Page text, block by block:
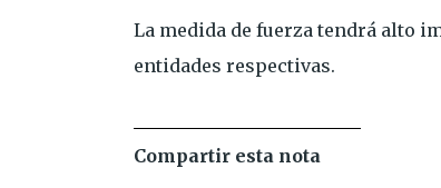
La medida de fuerza tendrá alto
entidades respectivas.
Compartir esta nota